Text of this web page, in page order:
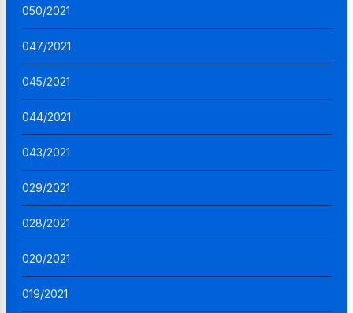
050/2021
047/2021
045/2021
044/2021
043/2021
029/2021
028/2021
020/2021
019/2021